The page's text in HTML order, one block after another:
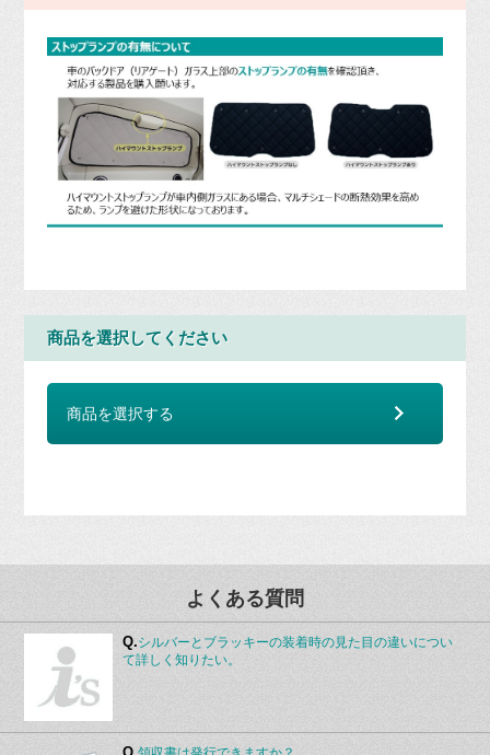
商品を選択してください
商品を選択する
よくある質問
Q.シルバーとブラッキーの装着時の見た目の違いについ
て詳しく知りたい。